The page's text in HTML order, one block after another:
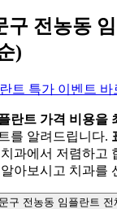
구 전농동
)
트 특가 이벤트 바
란트 가격 비용을
를 알려드립니다.
과에서 저렴하고
아보시고 치과를
구 전농동 임플란트 전